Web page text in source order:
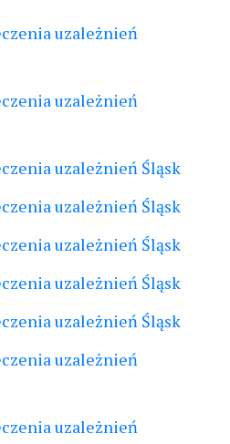
uzależnień
uzależnień
uzależnień Śląsk
uzależnień Śląsk
uzależnień Śląsk
uzależnień Śląsk
uzależnień Śląsk
uzależnień
uzależnień